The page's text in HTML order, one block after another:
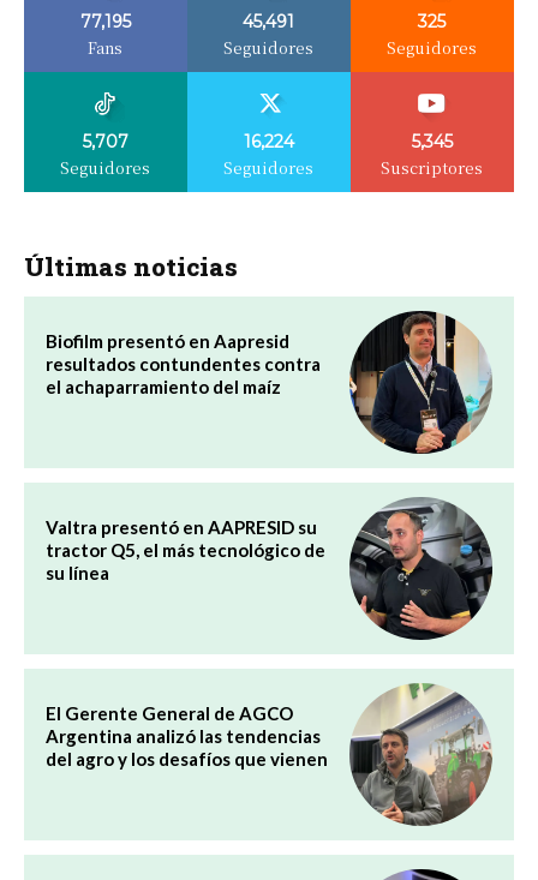
77,195
Fans
45,491
Seguidores
325
Seguidores
5,707
Seguidores
16,224
Seguidores
5,345
Suscriptores
Últimas noticias
Biofilm presentó en Aapresid
resultados contundentes contra
el achaparramiento del maíz
Valtra presentó en AAPRESID su
tractor Q5, el más tecnológico de
su línea
El Gerente General de AGCO
Argentina analizó las tendencias
del agro y los desafíos que vienen